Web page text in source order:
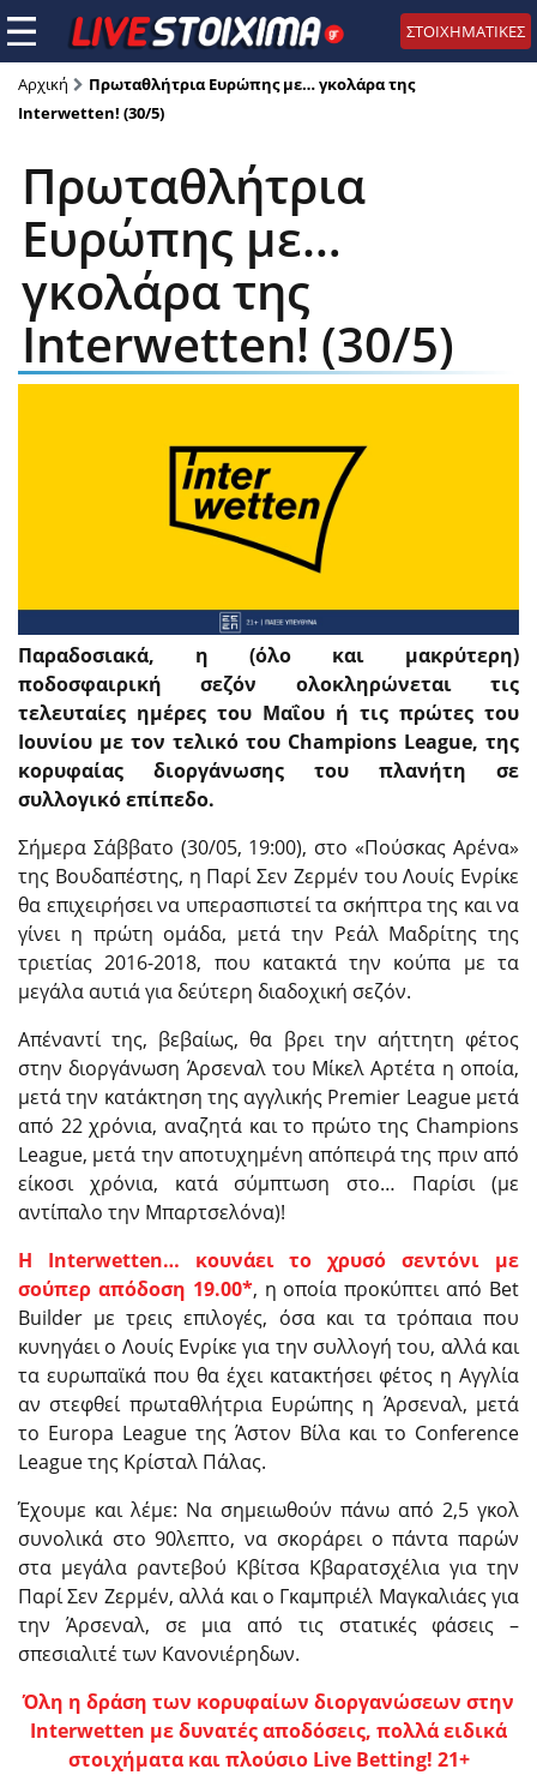
ΣΤΟΙΧΗΜΑΤΙΚΕΣ
Αρχική
Πρωταθλήτρια Ευρώπης με… γκολάρα της
Interwetten! (30/5)
Πρωταθλήτρια
Ευρώπης με…
γκολάρα της
Interwetten! (30/5)
Παραδοσιακά, η (όλο και μακρύτερη)
ποδοσφαιρική σεζόν ολοκληρώνεται τις
τελευταίες ημέρες του Μαΐου ή τις πρώτες του
Ιουνίου με τον τελικό του Champions League, της
κορυφαίας διοργάνωσης του πλανήτη σε
συλλογικό επίπεδο.
Σήμερα Σάββατο (30/05, 19:00), στο «Πούσκας Αρένα»
της Βουδαπέστης, η Παρί Σεν Ζερμέν του Λουίς Ενρίκε
θα επιχειρήσει να υπερασπιστεί τα σκήπτρα της και να
γίνει η πρώτη ομάδα, μετά την Ρεάλ Μαδρίτης της
τριετίας 2016-2018, που κατακτά την κούπα με τα
μεγάλα αυτιά για δεύτερη διαδοχική σεζόν.
Απέναντί της, βεβαίως, θα βρει την αήττητη φέτος
στην διοργάνωση Άρσεναλ του Μίκελ Αρτέτα η οποία,
μετά την κατάκτηση της αγγλικής Premier League μετά
από 22 χρόνια, αναζητά και το πρώτο της Champions
League, μετά την αποτυχημένη απόπειρά της πριν από
είκοσι χρόνια, κατά σύμπτωση στο… Παρίσι (με
αντίπαλο την Μπαρτσελόνα)!
Η Interwetten… κουνάει το χρυσό σεντόνι με
σούπερ απόδοση 19.00*, η οποία προκύπτει από Bet
Builder με τρεις επιλογές, όσα και τα τρόπαια που
κυνηγάει ο Λουίς Ενρίκε για την συλλογή του, αλλά και
τα ευρωπαϊκά που θα έχει κατακτήσει φέτος η Αγγλία
αν στεφθεί πρωταθλήτρια Ευρώπης η Άρσεναλ, μετά
το Europa League της Άστον Βίλα και το Conference
League της Κρίσταλ Πάλας.
Έχουμε και λέμε: Να σημειωθούν πάνω από 2,5 γκολ
συνολικά στο 90λεπτο, να σκοράρει ο πάντα παρών
στα μεγάλα ραντεβού Κβίτσα Κβαρατσχέλια για την
Παρί Σεν Ζερμέν, αλλά και ο Γκαμπριέλ Μαγκαλιάες για
την Άρσεναλ, σε μια από τις στατικές φάσεις –
σπεσιαλιτέ των Κανονιέρηδων.
Όλη η δράση των κορυφαίων διοργανώσεων στην
Interwetten με δυνατές αποδόσεις, πολλά ειδικά
στοιχήματα και πλούσιο Live Betting! 21+